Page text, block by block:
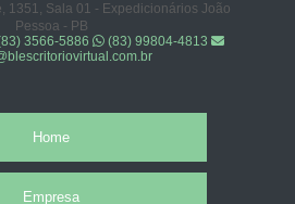
advogados orçar Dona Inês
orçar Barra de Santana
Branca
1351, Sala 01 - Expedicionários João
Pessoa - PB
3566-5886
(83) 99804-4813
Home
Empresa